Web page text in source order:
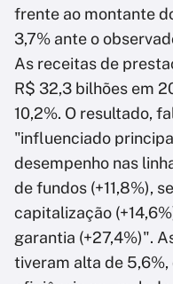
frente ao montante
3,7% ante o
As receitas de
R$ 32,3 bilhões em
10,2%. O resultado,
"influenciado
desempenho nas
de fundos (+11,8%),
capitalização
garantia (+27,4%)".
tiveram alta de